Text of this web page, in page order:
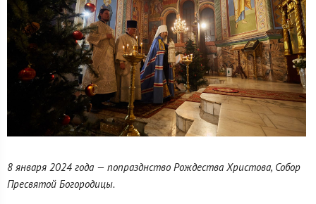
8 января 2024 года — попразднство Рождества Христова, Собор
Пресвятой Богородицы.